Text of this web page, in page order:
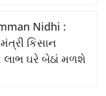
Nidhi :
કિસાન
લાભ ઘરે બેઠાં મળશે